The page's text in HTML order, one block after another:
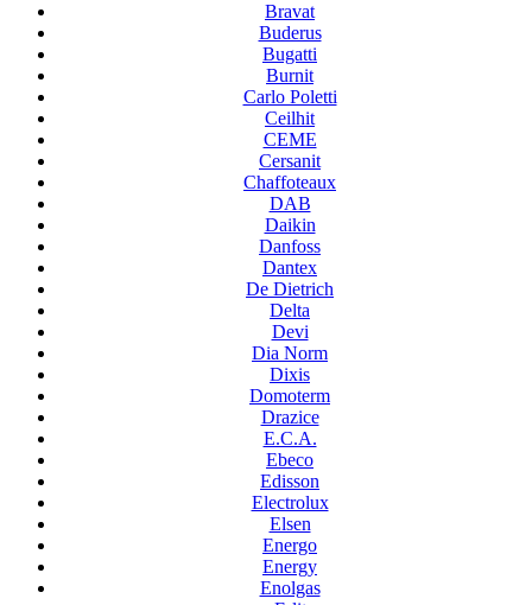
Bravat
Buderus
Bugatti
Burnit
Carlo Poletti
Ceilhit
CEME
Cersanit
Chaffoteaux
DAB
Daikin
Danfoss
Dantex
De Dietrich
Delta
Devi
Dia Norm
Dixis
Domoterm
Drazice
E.C.A.
Ebeco
Edisson
Electrolux
Elsen
Energo
Energy
Enolgas